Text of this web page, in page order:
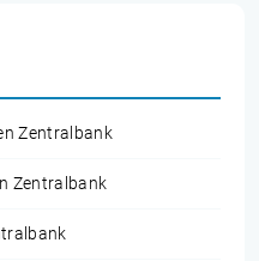
Zentralbank
Zentralbank